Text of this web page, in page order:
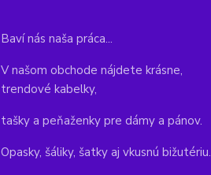
Baví nás naša práca...
V našom obchode nájdete krásne,
trendové kabelky,
tašky a peňaženky pre dámy a pánov.
Opasky, šáliky, šatky aj vkusnú bižutériu.